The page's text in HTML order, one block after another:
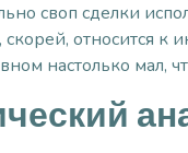
своп сделки
скорей, относится к
настолько мал,